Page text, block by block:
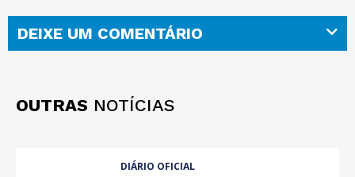
DEIXE UM COMENTÁRIO
OUTRAS NOTÍCIAS
DIÁRIO OFICIAL